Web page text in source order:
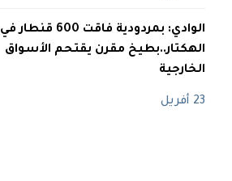
الوادي: بمردودية فاقت 600 قنطار في
الهكتار..بطيخ مقرن يقتحم الأسواق
الخارجية
23 أفريل